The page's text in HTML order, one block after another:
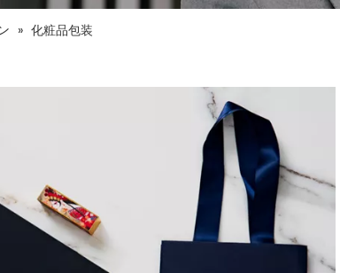
» 化粧品包装